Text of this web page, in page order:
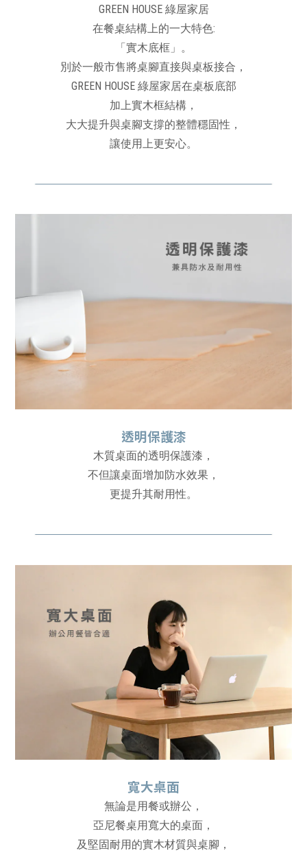
GREEN HOUSE 綠屋家居
在餐桌結構上的一大特色:
「實木底框」。
別於一般市售將桌腳直接與桌板接合，
GREEN HOUSE 綠屋家居在桌板底部
加上實木框結構，
大大提升與桌腳支撐的整體穩固性，
讓使用上更安心。
透明保護漆
木質桌面的透明保護漆，
不但讓桌面增加防水效果，
更提升其耐用性。
寬大桌面
無論是用餐或辦公，
亞尼餐桌用寬大的桌面，
及堅固耐用的實木材質與桌腳，